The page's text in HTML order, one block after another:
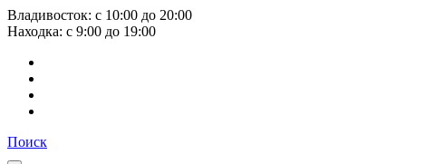
Владивосток: с 10:00 до 20:00
Находка: с 9:00 до 19:00
Поиск